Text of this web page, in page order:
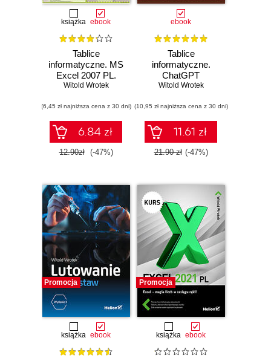
książka ebook
Tablice
informatyczne. MS
Excel 2007 PL.
Funkcje
Witold Wrotek
(6,45 zł najniższa cena z 30 dni)
6.84 zł
12.90zł (-47%)
ebook
Tablice
informatyczne.
ChatGPT
Witold Wrotek
(10,95 zł najniższa cena z 30 dni)
11.61 zł
21.90 zł (-47%)
Promocja
książka ebook
Promocja
książka ebook